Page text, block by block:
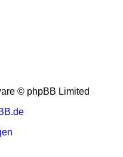
© phpBB Limited